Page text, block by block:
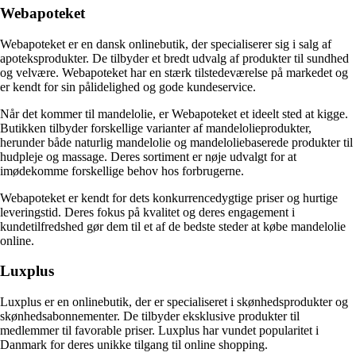
Webapoteket
Webapoteket er en dansk onlinebutik, der specialiserer sig i salg af
apoteksprodukter. De tilbyder et bredt udvalg af produkter til sundhed
og velvære. Webapoteket har en stærk tilstedeværelse på markedet og
er kendt for sin pålidelighed og gode kundeservice.
Når det kommer til mandelolie, er Webapoteket et ideelt sted at kigge.
Butikken tilbyder forskellige varianter af mandelolieprodukter,
herunder både naturlig mandelolie og mandeloliebaserede produkter til
hudpleje og massage. Deres sortiment er nøje udvalgt for at
imødekomme forskellige behov hos forbrugerne.
Webapoteket er kendt for dets konkurrencedygtige priser og hurtige
leveringstid. Deres fokus på kvalitet og deres engagement i
kundetilfredshed gør dem til et af de bedste steder at købe mandelolie
online.
Luxplus
Luxplus er en onlinebutik, der er specialiseret i skønhedsprodukter og
skønhedsabonnementer. De tilbyder eksklusive produkter til
medlemmer til favorable priser. Luxplus har vundet popularitet i
Danmark for deres unikke tilgang til online shopping.